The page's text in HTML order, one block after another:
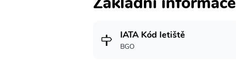
IATA Kód letiště
BGO